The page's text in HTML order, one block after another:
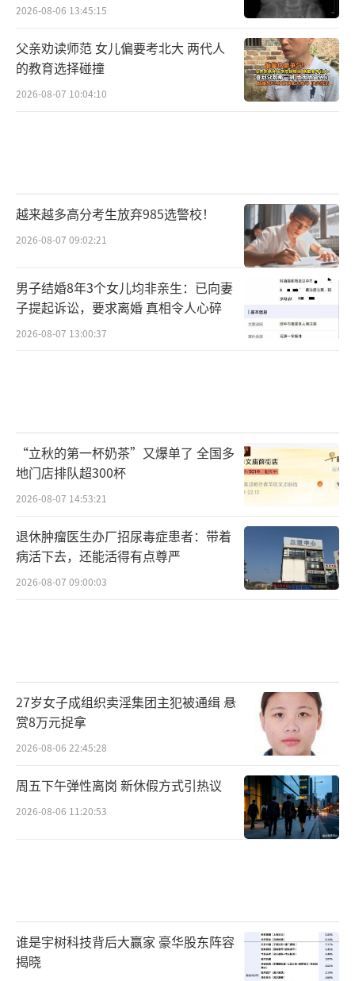
2026-08-06 13:45:15
父亲劝读师范 女儿偏要考北大 两代人
的教育选择碰撞
2026-08-07 10:04:10
越来越多高分考生放弃985选警校！
2026-08-07 09:02:21
男子结婚8年3个女儿均非亲生：已向妻
子提起诉讼，要求离婚 真相令人心碎
2026-08-07 13:00:37
“立秋的第一杯奶茶”又爆单了 全国多
地门店排队超300杯
2026-08-07 14:53:21
退休肿瘤医生办厂招尿毒症患者：带着
病活下去，还能活得有点尊严
2026-08-07 09:00:03
27岁女子成组织卖淫集团主犯被通缉 悬
赏8万元捉拿
2026-08-06 22:45:28
周五下午弹性离岗 新休假方式引热议
2026-08-06 11:20:53
谁是宇树科技背后大赢家 豪华股东阵容
揭晓